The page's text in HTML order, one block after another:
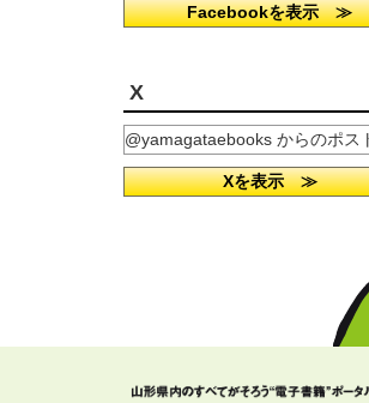
Facebookを表示 ≫
X
@yamagataebooks からのポス
Xを表示 ≫